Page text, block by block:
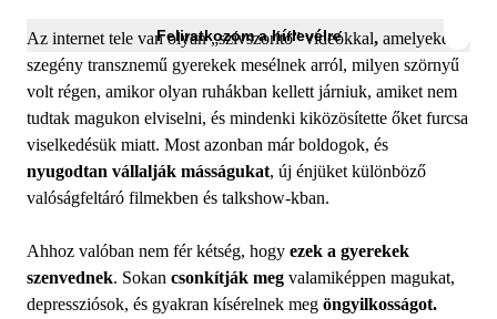
Feliratkozom a hírlevélre
Az internet tele van olyan „szívszorító” videókkal, amelyeken
szegény transznemű gyerekek mesélnek arról, milyen szörnyű
volt régen, amikor olyan ruhákban kellett járniuk, amiket nem
tudtak magukon elviselni, és mindenki kiközösítette őket furcsa
viselkedésük miatt. Most azonban már boldogok, és
nyugodtan vállalják másságukat, új énjüket különböző
valóságfeltáró filmekben és talkshow-kban.
Ahhoz valóban nem fér kétség, hogy ezek a gyerekek
szenvednek. Sokan csonkítják meg valamiképpen magukat,
depressziósok, és gyakran kísérelnek meg öngyilkosságot.